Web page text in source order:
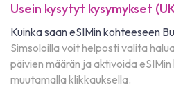
Usein kysytyt kysymykset
Kuinka saan eSIMin kohteeseen
Simsoloilla voit helposti valita
päivien määrän ja aktivoida
muutamalla klikkauksella.